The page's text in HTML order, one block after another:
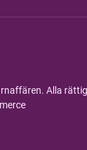
Alla